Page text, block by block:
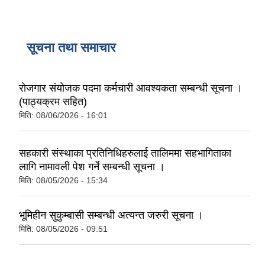
सूचना तथा समाचार
रोजगार संयोजक पदमा कर्मचारी आवश्यकता सम्बन्धी सूचना ।
(पाठ्यक्रम सहित)
मिति: 08/06/2026 - 16:01
सहकारी संस्थाका प्रतिनिधिहरुलाई तालिममा सहभागिताका
लागि नामावली पेश गर्ने सम्बन्धी सूचना ।
मिति: 08/05/2026 - 15:34
भूमिहीन सुकुम्बासी सम्बन्धी अत्यन्त जरुरी सूचना ।
मिति: 08/05/2026 - 09:51